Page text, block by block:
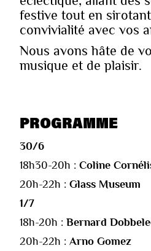
festive tout en
convivialité avec vos
Nous avons hâte de
musique et de plaisir.
PROGRAMME
30/6
18h30-20h : Coline
20h-22h : Glass Museum
1/7
18h-20h : Bernard
20h-22h : Arno Gomez